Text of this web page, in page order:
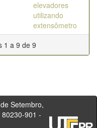
elevadores
utilizando
extensômetro
1 a 9 de 9
901 -
Brasil